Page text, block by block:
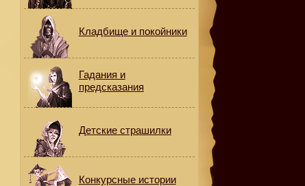
Кладбище и покойники
Гадания и
предсказания
Детские страшилки
Конкурсные истории